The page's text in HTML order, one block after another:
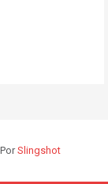
Slingshot